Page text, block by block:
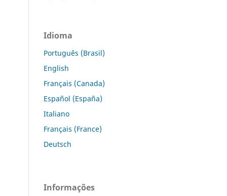
Idioma
Português (Brasil)
English
Français (Canada)
Español (España)
Italiano
Français (France)
Deutsch
Informações